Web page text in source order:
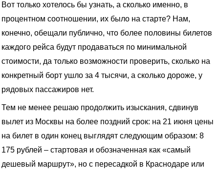
Вот только хотелось бы узнать, а сколько именно, в
процентном соотношении, их было на старте? Нам,
конечно, обещали публично, что более половины билетов
каждого рейса будут продаваться по минимальной
стоимости, да только возможности проверить, сколько на
конкретный борт ушло за 4 тысячи, а сколько дороже, у
рядовых пассажиров нет.
Тем не менее решаю продолжить изыскания, сдвинув
вылет из Москвы на более поздний срок: на 21 июня цены
на билет в один конец выглядят следующим образом: 8
175 рублей – стартовая и обозначенная как «самый
дешевый маршрут», но с пересадкой в Краснодаре или